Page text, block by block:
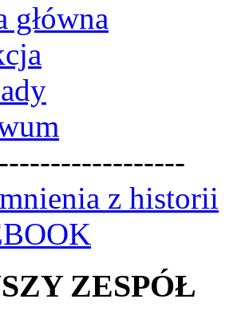
główna
z historii
ZESPÓŁ